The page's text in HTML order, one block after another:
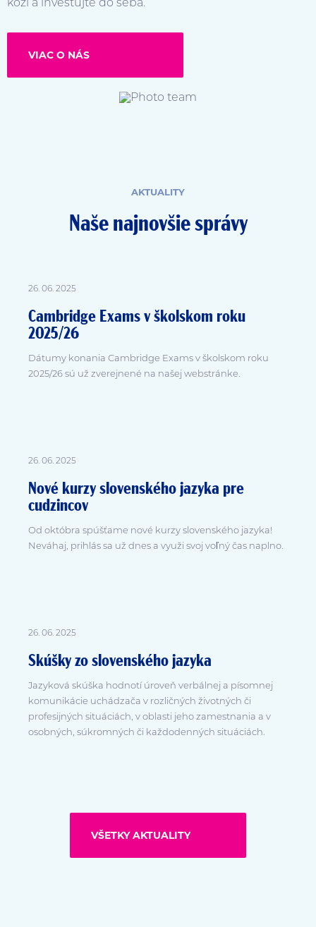
VIAC O NÁS
AKTUALITY
Naše najnovšie správy
26. 06. 2025
Cambridge Exams v školskom roku
2025/26
Dátumy konania Cambridge Exams v školskom roku
2025/26 sú už zverejnené na našej webstránke.
26. 06. 2025
Nové kurzy slovenského jazyka pre
cudzincov
Od októbra spúšťame nové kurzy slovenského jazyka!
Neváhaj, prihlás sa už dnes a využi svoj voľný čas naplno.
26. 06. 2025
Skúšky zo slovenského jazyka
Jazyková skúška hodnotí úroveň verbálnej a písomnej
komunikácie uchádzača v rozličných životných či
profesijných situáciách, v oblasti jeho zamestnania a v
osobných, súkromných či každodenných situáciách.
VŠETKY AKTUALITY